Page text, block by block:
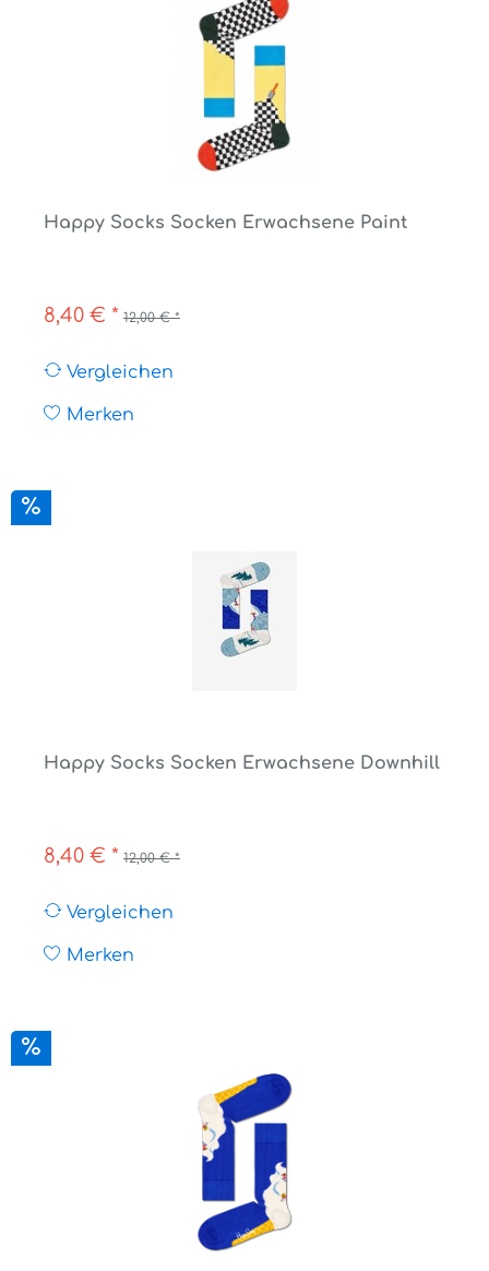
Happy Socks Socken Erwachsene Paint
8,40 € * 12,00 € *
Vergleichen
Merken
Happy Socks Socken Erwachsene Downhill
8,40 € * 12,00 € *
Vergleichen
Merken